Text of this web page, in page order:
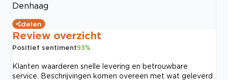
Denhaag
delen
Review overzicht
Positief sentiment93%
Klanten waarderen snelle levering en betrouwbare
service. Beschrijvingen komen overeen met wat geleverd